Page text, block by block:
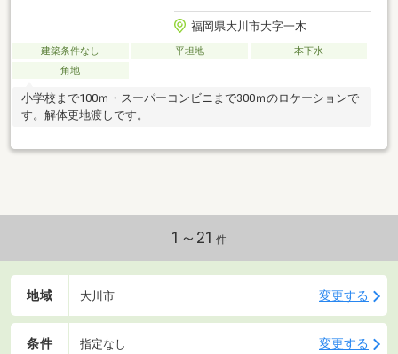
福岡県大川市大字一木
建築条件なし 平坦地
本下水
角地
小学校まで100ｍ・スーパーコンビニまで300ｍのロケーションで
す。解体更地渡しです。
1～21 件
地域 大川市 変更する
条件 指定なし 変更する